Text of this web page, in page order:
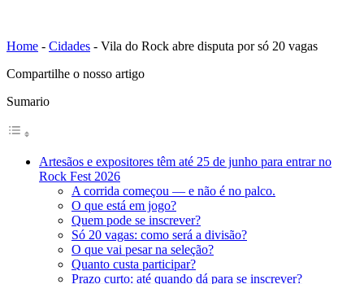
Home - Cidades - Vila do Rock abre disputa por só 20 vagas
Compartilhe o nosso artigo
Sumario
Artesãos e expositores têm até 25 de junho para entrar no
Rock Fest 2026
A corrida começou — e não é no palco.
O que está em jogo?
Quem pode se inscrever?
Só 20 vagas: como será a divisão?
O que vai pesar na seleção?
Quanto custa participar?
Prazo curto: até quando dá para se inscrever?